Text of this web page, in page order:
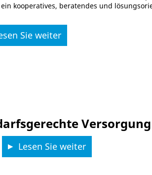
kooperatives, beratendes und
Sie weiter
Versorgung
Lesen Sie weiter